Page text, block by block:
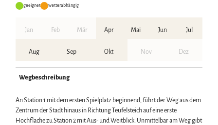
geeignet wetterabhängig
Jan Feb Mär Apr Mai Jun Jul
Aug Sep Okt Nov Dez
Wegbeschreibung
An Station 1 mit dem ersten Spielplatz beginnend, führt der Weg aus dem
Zentrum der Stadt hinaus in Richtung Teufelsteich auf eine erste
Hochfläche zu Station 2 mit Aus- und Weitblick. Unmittelbar am Weg gibt